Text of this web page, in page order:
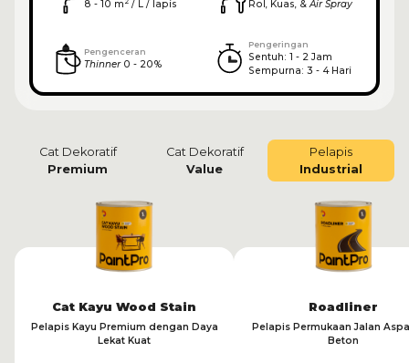
8 - 10 m / L / lapis Rol, Kuas, & Air Spray
Pengenceran
Thinner 0 - 20%
Pengeringan
Sentuh: 1 - 2 Jam
Sempurna: 3 - 4 Hari
Cat Dekoratif
Premium
Cat Dekoratif
Value
Pelapis
Industrial
Cat Kayu Wood Stain
Pelapis Kayu Premium dengan Daya
Lekat Kuat
Roadliner
Pelapis Permukaan Jalan
Beton